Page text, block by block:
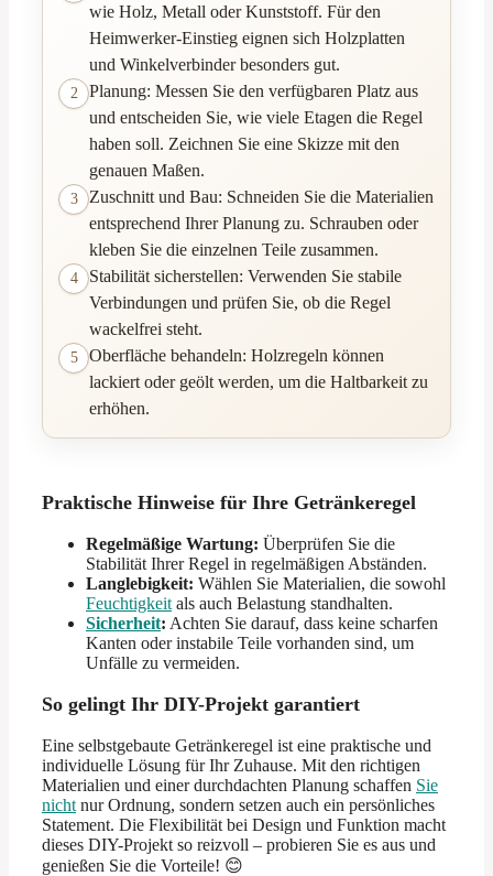
wie Holz, Metall oder Kunststoff. Für den
Heimwerker-Einstieg eignen sich Holzplatten
und Winkelverbinder besonders gut.
2
Planung: Messen Sie den verfügbaren Platz aus
und entscheiden Sie, wie viele Etagen die Regel
haben soll. Zeichnen Sie eine Skizze mit den
genauen Maßen.
3
Zuschnitt und Bau: Schneiden Sie die Materialien
entsprechend Ihrer Planung zu. Schrauben oder
kleben Sie die einzelnen Teile zusammen.
4
Stabilität sicherstellen: Verwenden Sie stabile
Verbindungen und prüfen Sie, ob die Regel
wackelfrei steht.
5
Oberfläche behandeln: Holzregeln können
lackiert oder geölt werden, um die Haltbarkeit zu
erhöhen.
Praktische Hinweise für Ihre Getränkeregel
Regelmäßige Wartung: Überprüfen Sie die
Stabilität Ihrer Regel in regelmäßigen Abständen.
Langlebigkeit: Wählen Sie Materialien, die sowohl
Feuchtigkeit als auch Belastung standhalten.
Sicherheit: Achten Sie darauf, dass keine scharfen
Kanten oder instabile Teile vorhanden sind, um
Unfälle zu vermeiden.
So gelingt Ihr DIY-Projekt garantiert
Eine selbstgebaute Getränkeregel ist eine praktische und
individuelle Lösung für Ihr Zuhause. Mit den richtigen
Materialien und einer durchdachten Planung schaffen Sie
nicht nur Ordnung, sondern setzen auch ein persönliches
Statement. Die Flexibilität bei Design und Funktion macht
dieses DIY-Projekt so reizvoll – probieren Sie es aus und
genießen Sie die Vorteile! 😊